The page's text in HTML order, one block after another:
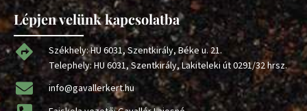
Lépjen velünk kapcsolatba
Székhely: HU 6031, Szentkirály, Béke u. 21.
Telephely: HU 6031, Szentkirály, Lakiteleki út 0291/32 hrsz.
info@gavallerkert.hu